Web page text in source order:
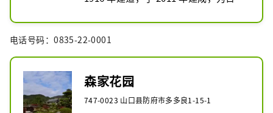
江户时代。
2002年被指定为国家重要文化财产。目
前，前森氏主宅的一部分作为森博物馆
继承的物品。
电话号码：0835-22-0001
森家花园
747-0023 山口县防府市多多良1-15-1